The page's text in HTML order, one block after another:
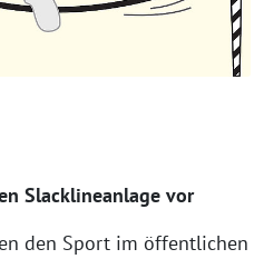
Slacklineanlage vor
den Sport im öffentlichen